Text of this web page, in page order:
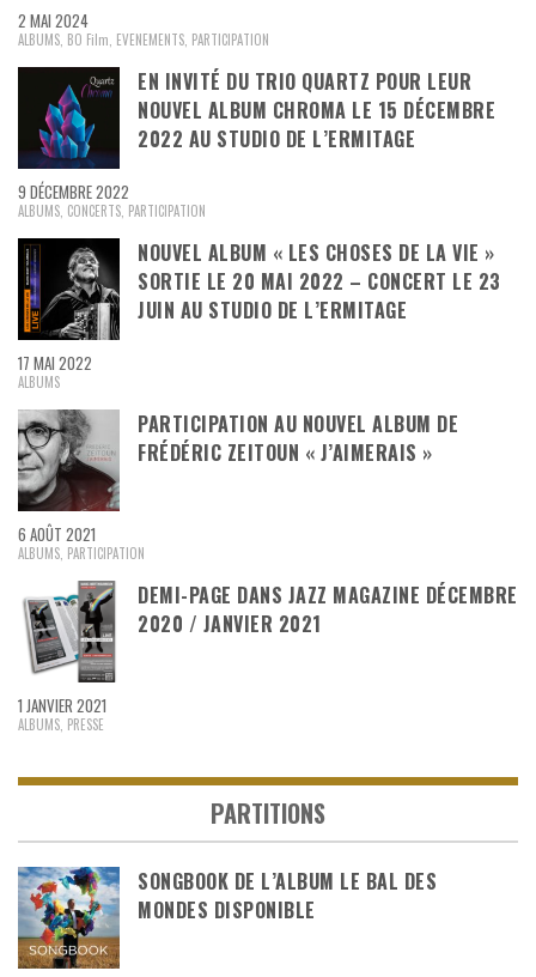
2 MAI 2024
ALBUMS BO Film EVENEMENTS PARTICIPATION
EN INVITÉ DU TRIO QUARTZ POUR LEUR
NOUVEL ALBUM CHROMA LE 15 DÉCEMBRE
2022 AU STUDIO DE L’ERMITAGE
9 DÉCEMBRE 2022
ALBUMS CONCERTS PARTICIPATION
NOUVEL ALBUM « LES CHOSES DE LA VIE »
SORTIE LE 20 MAI 2022 – CONCERT LE 23
JUIN AU STUDIO DE L’ERMITAGE
17 MAI 2022
ALBUMS
PARTICIPATION AU NOUVEL ALBUM DE
FRÉDÉRIC ZEITOUN « J’AIMERAIS »
6 AOÛT 2021
ALBUMS PARTICIPATION
DEMI-PAGE DANS JAZZ MAGAZINE DÉCEMBRE
2020 / JANVIER 2021
1 JANVIER 2021
ALBUMS PRESSE
PARTITIONS
SONGBOOK DE L’ALBUM LE BAL DES
MONDES DISPONIBLE